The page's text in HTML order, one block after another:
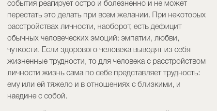
события реагирует остро и болезненно и не может
перестать это делать при всем желании. При некоторых
расстройствах личности, наоборот, есть дефицит
обычных человеческих эмоций: эмпатии, любви,
чуткости. Если здорового человека выводят из себя
жизненные трудности, то для человека с расстройством
личности жизнь сама по себе представляет трудность:
ему или ей тяжело и в отношениях с близкими, и
наедине с собой.